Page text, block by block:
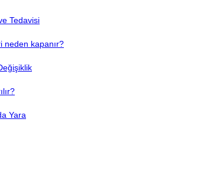
Tedavisi
neden kapanır?
Yara